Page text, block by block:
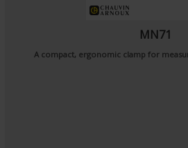
MN71
A compact, ergonomic clamp for